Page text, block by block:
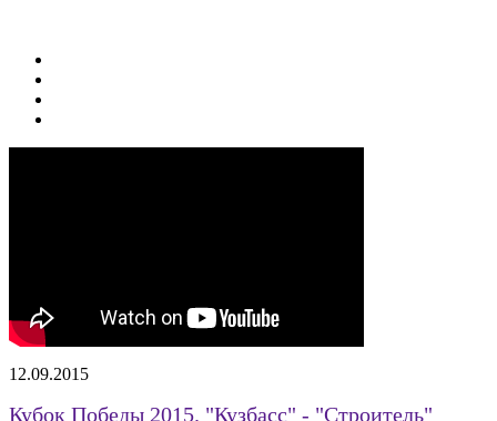
12.09.2015
Кубок Победы 2015. "Кузбасс" - "Строитель"